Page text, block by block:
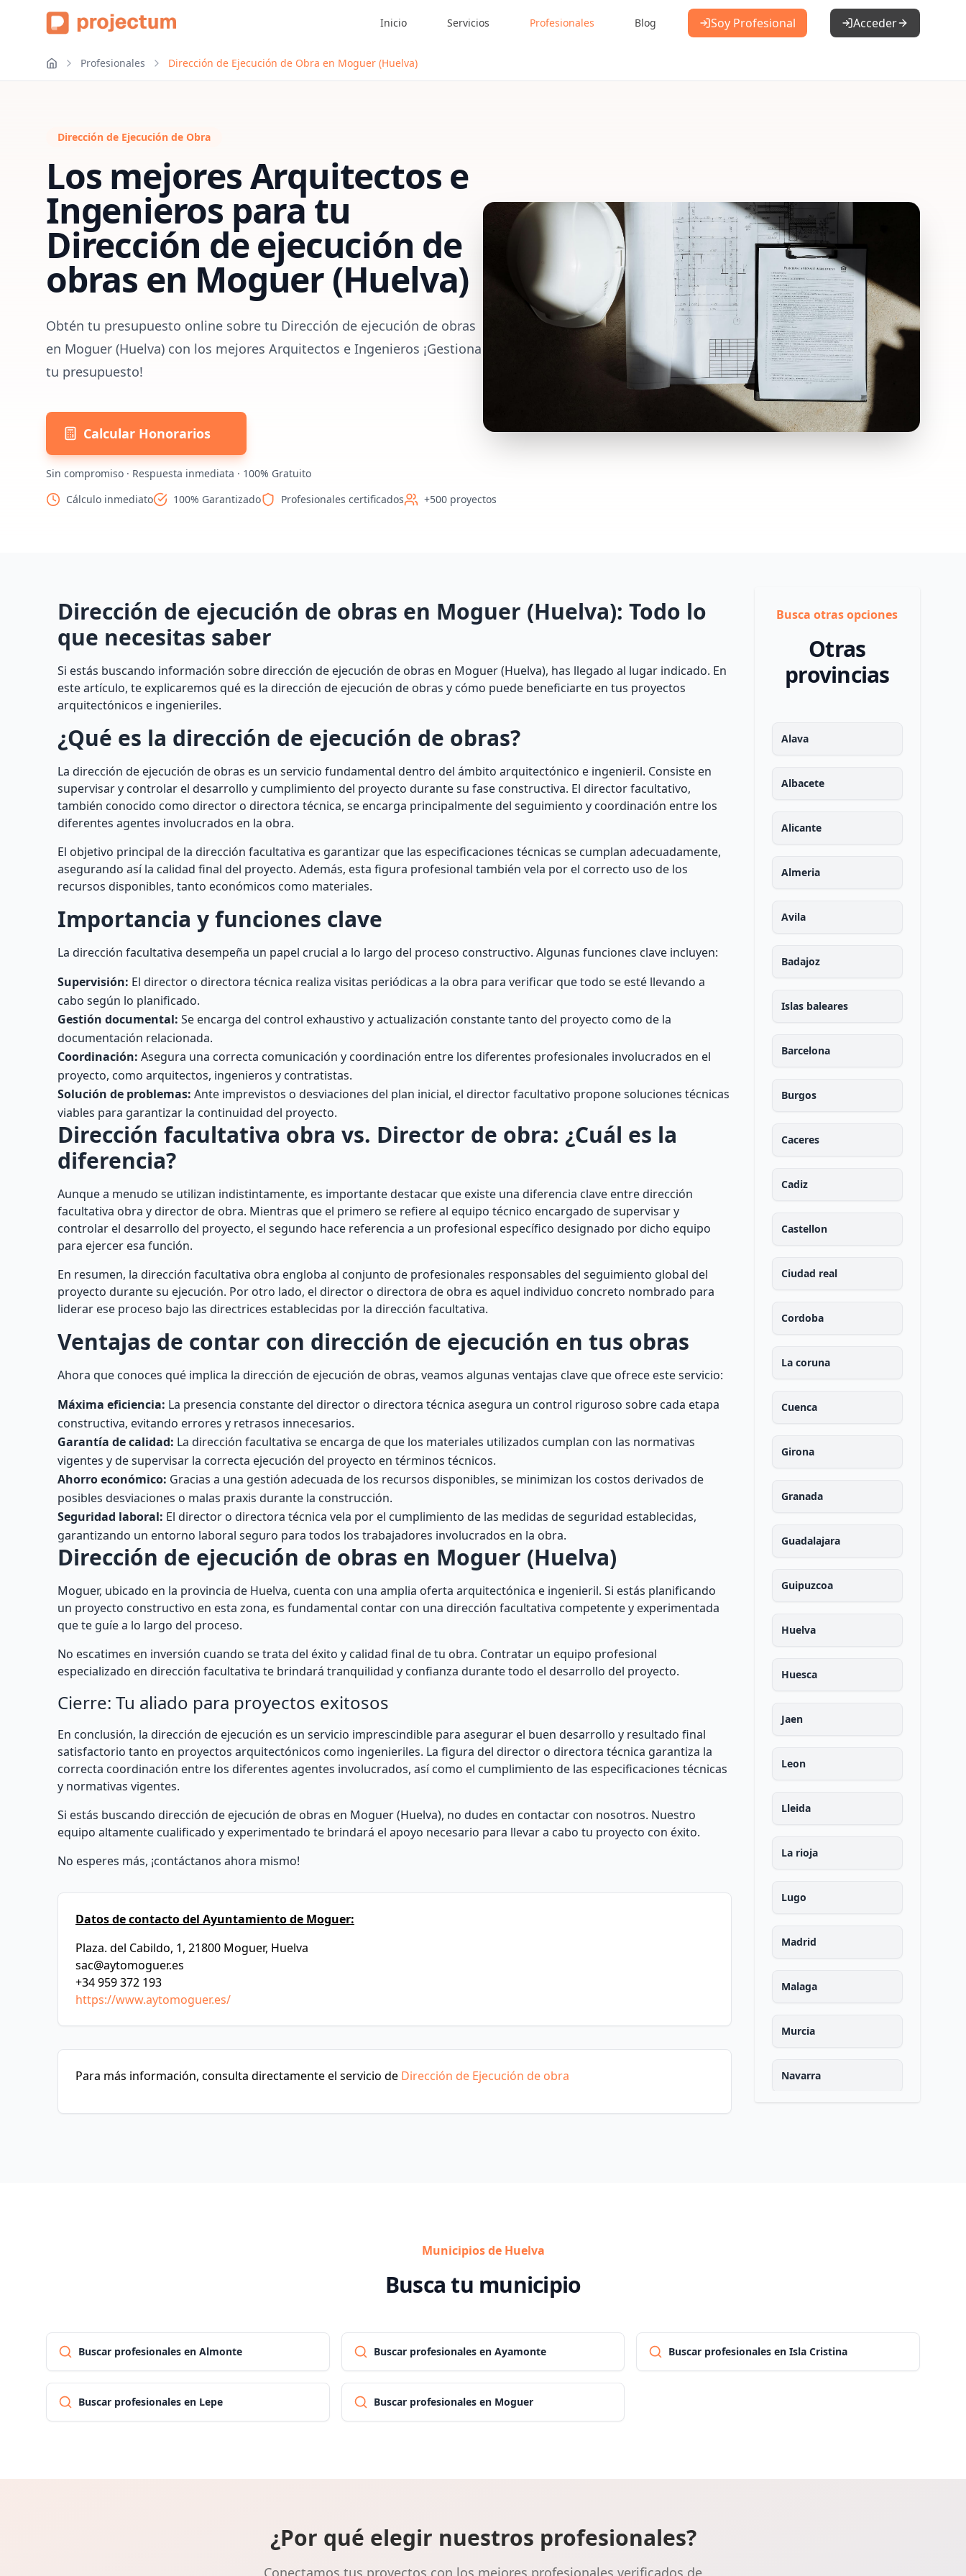
Inicio Servicios Profesionales Blog Soy Profesional Acceder
Profesionales Dirección de Ejecución de Obra en Moguer (Huelva)
Dirección de Ejecución de Obra
Los mejores Arquitectos e
Ingenieros para tu
Dirección de ejecución de
obras en Moguer (Huelva)
Obtén tu presupuesto online sobre tu Dirección de ejecución de obras
en Moguer (Huelva) con los mejores Arquitectos e Ingenieros ¡Gestiona
tu presupuesto!
Calcular Honorarios
Sin compromiso · Respuesta inmediata · 100% Gratuito
Cálculo inmediato
100% Garantizado Profesionales certificados +500 proyectos
Dirección de ejecución de obras en Moguer (Huelva): Todo lo
que necesitas saber
Si estás buscando información sobre dirección de ejecución de obras en Moguer (Huelva), has llegado al lugar indicado. En
este artículo, te explicaremos qué es la dirección de ejecución de obras y cómo puede beneficiarte en tus proyectos
arquitectónicos e ingenieriles.
¿Qué es la dirección de ejecución de obras?
La dirección de ejecución de obras es un servicio fundamental dentro del ámbito arquitectónico e ingenieril. Consiste en
supervisar y controlar el desarrollo y cumplimiento del proyecto durante su fase constructiva. El director facultativo,
también conocido como director o directora técnica, se encarga principalmente del seguimiento y coordinación entre los
diferentes agentes involucrados en la obra.
El objetivo principal de la dirección facultativa es garantizar que las especificaciones técnicas se cumplan adecuadamente,
asegurando así la calidad final del proyecto. Además, esta figura profesional también vela por el correcto uso de los
recursos disponibles, tanto económicos como materiales.
Importancia y funciones clave
La dirección facultativa desempeña un papel crucial a lo largo del proceso constructivo. Algunas funciones clave incluyen:
Supervisión: El director o directora técnica realiza visitas periódicas a la obra para verificar que todo se esté llevando a
cabo según lo planificado.
Gestión documental: Se encarga del control exhaustivo y actualización constante tanto del proyecto como de la
documentación relacionada.
Coordinación: Asegura una correcta comunicación y coordinación entre los diferentes profesionales involucrados en el
proyecto, como arquitectos, ingenieros y contratistas.
Solución de problemas: Ante imprevistos o desviaciones del plan inicial, el director facultativo propone soluciones técnicas
viables para garantizar la continuidad del proyecto.
Dirección facultativa obra vs. Director de obra: ¿Cuál es la
diferencia?
Aunque a menudo se utilizan indistintamente, es importante destacar que existe una diferencia clave entre dirección
facultativa obra y director de obra. Mientras que el primero se refiere al equipo técnico encargado de supervisar y
controlar el desarrollo del proyecto, el segundo hace referencia a un profesional específico designado por dicho equipo
para ejercer esa función.
En resumen, la dirección facultativa obra engloba al conjunto de profesionales responsables del seguimiento global del
proyecto durante su ejecución. Por otro lado, el director o directora de obra es aquel individuo concreto nombrado para
liderar ese proceso bajo las directrices establecidas por la dirección facultativa.
Ventajas de contar con dirección de ejecución en tus obras
Ahora que conoces qué implica la dirección de ejecución de obras, veamos algunas ventajas clave que ofrece este servicio:
Máxima eficiencia: La presencia constante del director o directora técnica asegura un control riguroso sobre cada etapa
constructiva, evitando errores y retrasos innecesarios.
Garantía de calidad: La dirección facultativa se encarga de que los materiales utilizados cumplan con las normativas
vigentes y de supervisar la correcta ejecución del proyecto en términos técnicos.
Ahorro económico: Gracias a una gestión adecuada de los recursos disponibles, se minimizan los costos derivados de
posibles desviaciones o malas praxis durante la construcción.
Seguridad laboral: El director o directora técnica vela por el cumplimiento de las medidas de seguridad establecidas,
garantizando un entorno laboral seguro para todos los trabajadores involucrados en la obra.
Dirección de ejecución de obras en Moguer (Huelva)
Moguer, ubicado en la provincia de Huelva, cuenta con una amplia oferta arquitectónica e ingenieril. Si estás planificando
un proyecto constructivo en esta zona, es fundamental contar con una dirección facultativa competente y experimentada
que te guíe a lo largo del proceso.
No escatimes en inversión cuando se trata del éxito y calidad final de tu obra. Contratar un equipo profesional
especializado en dirección facultativa te brindará tranquilidad y confianza durante todo el desarrollo del proyecto.
Cierre: Tu aliado para proyectos exitosos
En conclusión, la dirección de ejecución es un servicio imprescindible para asegurar el buen desarrollo y resultado final
satisfactorio tanto en proyectos arquitectónicos como ingenieriles. La figura del director o directora técnica garantiza la
correcta coordinación entre los diferentes agentes involucrados, así como el cumplimiento de las especificaciones técnicas
y normativas vigentes.
Si estás buscando dirección de ejecución de obras en Moguer (Huelva), no dudes en contactar con nosotros. Nuestro
equipo altamente cualificado y experimentado te brindará el apoyo necesario para llevar a cabo tu proyecto con éxito.
No esperes más, ¡contáctanos ahora mismo!
Datos de contacto del Ayuntamiento de Moguer:
Plaza. del Cabildo, 1, 21800 Moguer, Huelva
sac@aytomoguer.es
+34 959 372 193
https://www.aytomoguer.es/
Para más información, consulta directamente el servicio de Dirección de Ejecución de obra
Busca otras opciones
Otras
provincias
Alava
Albacete
Alicante
Almeria
Avila
Badajoz
Islas baleares
Barcelona
Burgos
Caceres
Cadiz
Castellon
Ciudad real
Cordoba
La coruna
Cuenca
Girona
Granada
Guadalajara
Guipuzcoa
Huelva
Huesca
Jaen
Leon
Lleida
La rioja
Lugo
Madrid
Malaga
Murcia
Navarra
Municipios de Huelva
Busca tu municipio
Buscar profesionales en Almonte Buscar profesionales en Ayamonte Buscar profesionales en Isla Cristina
Buscar profesionales en Lepe Buscar profesionales en Moguer
¿Por qué elegir nuestros profesionales?
Conectamos tus proyectos con los mejores profesionales verificados de